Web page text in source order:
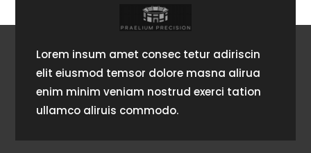
Lorem insum amet consec tetur adiriscin
elit eiusmod temsor dolore masna alirua
enim minim veniam nostrud exerci tation
ullamco aliruis commodo.